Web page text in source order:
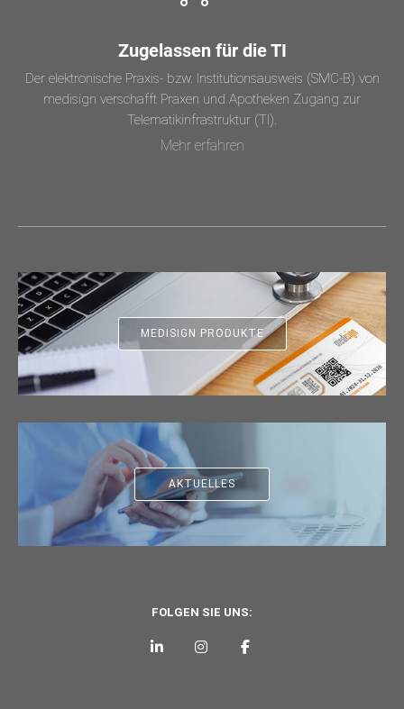
Zugelassen für die TI
Der elektronische Praxis- bzw. Institutionsausweis (SMC-B) von
medisign verschafft Praxen und Apotheken Zugang zur
Telematikinfrastruktur (TI).
Mehr erfahren
MEDISIGN PRODUKTE
AKTUELLES
FOLGEN SIE UNS: